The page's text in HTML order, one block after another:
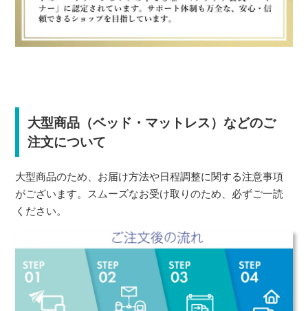
大型商品（ベッド・マットレス）などのご
注文について
大型商品のため、お届け方法や日程調整に関する注意事項
がございます。スムーズなお受け取りのため、必ずご一読
ください。